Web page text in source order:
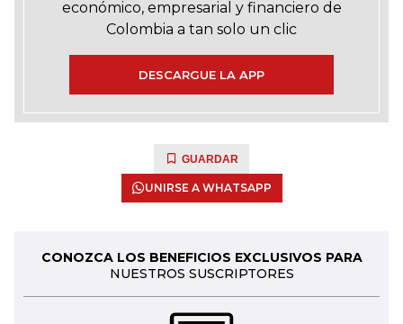
económico, empresarial y financiero de
Colombia a tan solo un clic
DESCARGUE LA APP
GUARDAR
UNIRSE A WHATSAPP
CONOZCA LOS BENEFICIOS EXCLUSIVOS PARA
NUESTROS SUSCRIPTORES